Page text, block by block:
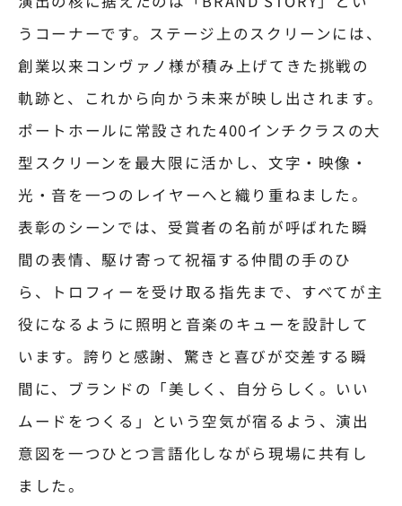
うコーナーです。ステージ上のスクリーンには、
創業以来コンヴァノ様が積み上げてきた挑戦の
軌跡と、これから向かう未来が映し出されます。
ポートホールに常設された400インチクラスの大
型スクリーンを最大限に活かし、文字・映像・
光・音を一つのレイヤーへと織り重ねました。
表彰のシーンでは、受賞者の名前が呼ばれた瞬
間の表情、駆け寄って祝福する仲間の手のひ
ら、トロフィーを受け取る指先まで、すべてが主
役になるように照明と音楽のキューを設計して
います。誇りと感謝、驚きと喜びが交差する瞬
間に、ブランドの「美しく、自分らしく。いい
ムードをつくる」という空気が宿るよう、演出
意図を一つひとつ言語化しながら現場に共有し
ました。